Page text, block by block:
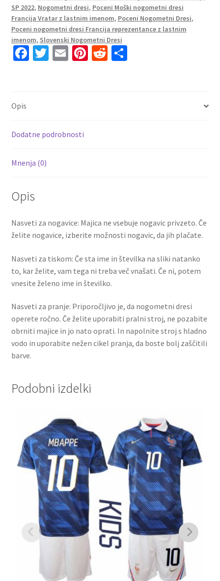
2022
Kratek
Rokav
+
Kratke
količina
SP 2022, Nogometni dresi, Poceni Moški nogometni dresi
Francija Vratar z lastnim imenom, Poceni Nogometni Dresi,
Poceni nogometni dresi Francija reprezentance z lastnim
imenom, Slovenski Nogometni Dresi
Fa
k
T E Pi R S
Opis
Dodatne podrobnosti
Mnenja (0)
Opis
Nasveti za nogavice: Majica ne vsebuje nogavic privzeto. Če
želite nogavice, izberite možnosti nogavic, da jih plačate.
Nasveti za tiskom: Če sta ime in številka na sliki natanko
to, kar želite, vam tega ni treba več vnašati. Če ni, potem
vnesite želeno ime in številko.
Nasveti za pranje: Priporočljivo je, da nogometni dresi
operete ročno. Če želite uporabiti pralni stroj, ne pozabite
obrniti majice in jo nato oprati. In napolnite stroj s hladno
vodo in uporabite nežen cikel pranja, da boste bolj zaščitili
barve.
Podobni izdelki